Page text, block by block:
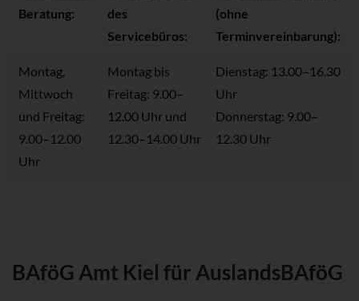
Beratung:
des
Servicebüros:
(ohne
Terminvereinbarung):
Montag,
Mittwoch
und Freitag:
9.00–12.00
Uhr
Montag bis
Freitag: 9.00–
12.00 Uhr und
12.30–14.00 Uhr
Dienstag: 13.00–16.30
Uhr
Donnerstag: 9.00–
12.30 Uhr
BAföG Amt Kiel für AuslandsBAföG